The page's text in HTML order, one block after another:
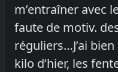
m’entraîner avec
faute de motiv.
réguliers…J’ai
kilo d’hier, les